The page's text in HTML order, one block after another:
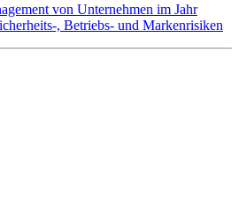
von Unternehmen im Jahr
, Betriebs- und Markenrisiken